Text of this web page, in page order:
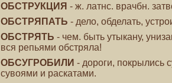
ОБСТРУКЦИЯ - ж. латнс. врачбн.
ОБСТРЯПАТЬ - дело, обделать,
ОБСТРЯТЬ - чем. быть утыкану,
вся репьями обстряла!
ОБСУГРОБИЛИ - дороги, покрылись
сувоями и раскатами.